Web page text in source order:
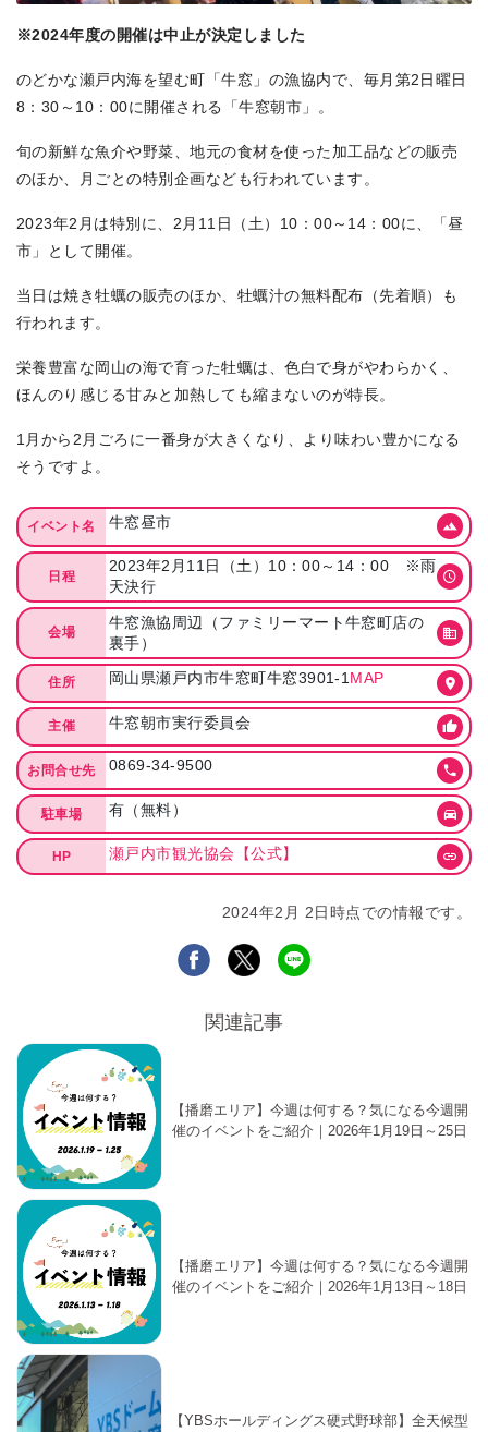
※2024年度の開催は中止が決定しました
のどかな瀬戸内海を望む町「牛窓」の漁協内で、毎月第2日曜日
8：30～10：00に開催される「牛窓朝市」。
旬の新鮮な魚介や野菜、地元の食材を使った加工品などの販売
のほか、月ごとの特別企画なども行われています。
2023年2月は特別に、2月11日（土）10：00～14：00に、「昼
市」として開催。
当日は焼き牡蠣の販売のほか、牡蠣汁の無料配布（先着順）も
行われます。
栄養豊富な岡山の海で育った牡蠣は、色白で身がやわらかく、
ほんのり感じる甘みと加熱しても縮まないのが特長。
1月から2月ごろに一番身が大きくなり、より味わい豊かになる
そうですよ。
イベント名 牛窓昼市
日程
2023年2月11日（土）10：00～14：00 ※雨
天決行
会場
牛窓漁協周辺（ファミリーマート牛窓町店の
裏手）
住所 岡山県瀬戸内市牛窓町牛窓3901-1MAP
主催 牛窓朝市実行委員会
お問合せ先 0869-34-9500
駐車場 有（無料）
HP 瀬戸内市観光協会【公式】
2024年2月 2日時点での情報です。
関連記事
【播磨エリア】今週は何する？気になる今週開
催のイベントをご紹介｜2026年1月19日～25日
【播磨エリア】今週は何する？気になる今週開
催のイベントをご紹介｜2026年1月13日～18日
【YBSホールディングス硬式野球部】全天候型